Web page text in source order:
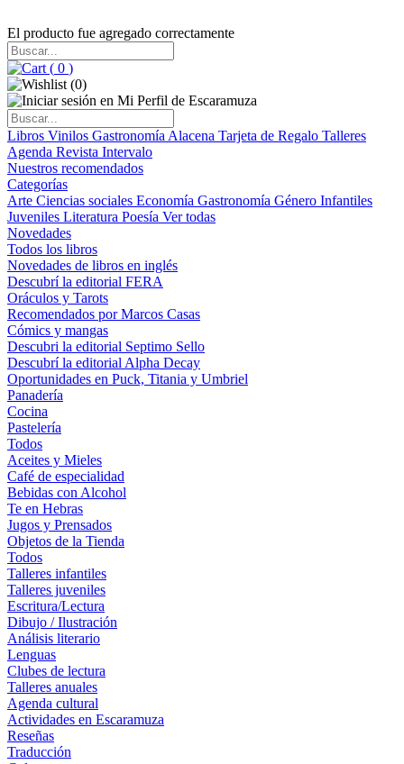
El producto fue agregado correctamente
( 0 )
(0)
Libros Vinilos Gastronomía Alacena Tarjeta de Regalo Talleres
Agenda Revista Intervalo
Nuestros recomendados
Categorías
Arte Ciencias sociales Economía Gastronomía Género Infantiles
Juveniles Literatura Poesía Ver todas
Novedades
Todos los libros
Novedades de libros en inglés
Descubrí la editorial FERA
Oráculos y Tarots
Recomendados por Marcos Casas
Cómics y mangas
Descubri la editorial Septimo Sello
Descubrí la editorial Alpha Decay
Oportunidades en Puck, Titania y Umbriel
Panadería
Cocina
Pastelería
Todos
Aceites y Mieles
Café de especialidad
Bebidas con Alcohol
Te en Hebras
Jugos y Prensados
Objetos de la Tienda
Todos
Talleres infantiles
Talleres juveniles
Escritura/Lectura
Dibujo / Ilustración
Análisis literario
Lenguas
Clubes de lectura
Talleres anuales
Agenda cultural
Actividades en Escaramuza
Reseñas
Traducción